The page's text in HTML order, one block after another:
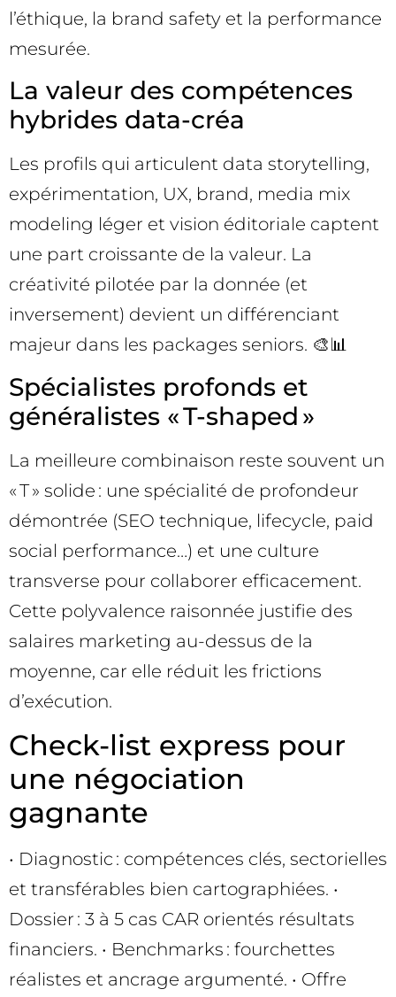
l’éthique, la brand safety et la performance
mesurée.
La valeur des compétences
hybrides data-créa
Les profils qui articulent data storytelling,
expérimentation, UX, brand, media mix
modeling léger et vision éditoriale captent
une part croissante de la valeur. La
créativité pilotée par la donnée (et
inversement) devient un différenciant
majeur dans les packages seniors. 🎨📊
Spécialistes profonds et
généralistes « T-shaped »
La meilleure combinaison reste souvent un
« T » solide : une spécialité de profondeur
démontrée (SEO technique, lifecycle, paid
social performance…) et une culture
transverse pour collaborer efficacement.
Cette polyvalence raisonnée justifie des
salaires marketing au-dessus de la
moyenne, car elle réduit les frictions
d’exécution.
Check-list express pour
une négociation
gagnante
• Diagnostic : compétences clés, sectorielles
et transférables bien cartographiées. •
Dossier : 3 à 5 cas CAR orientés résultats
financiers. • Benchmarks : fourchettes
réalistes et ancrage argumenté. • Offre